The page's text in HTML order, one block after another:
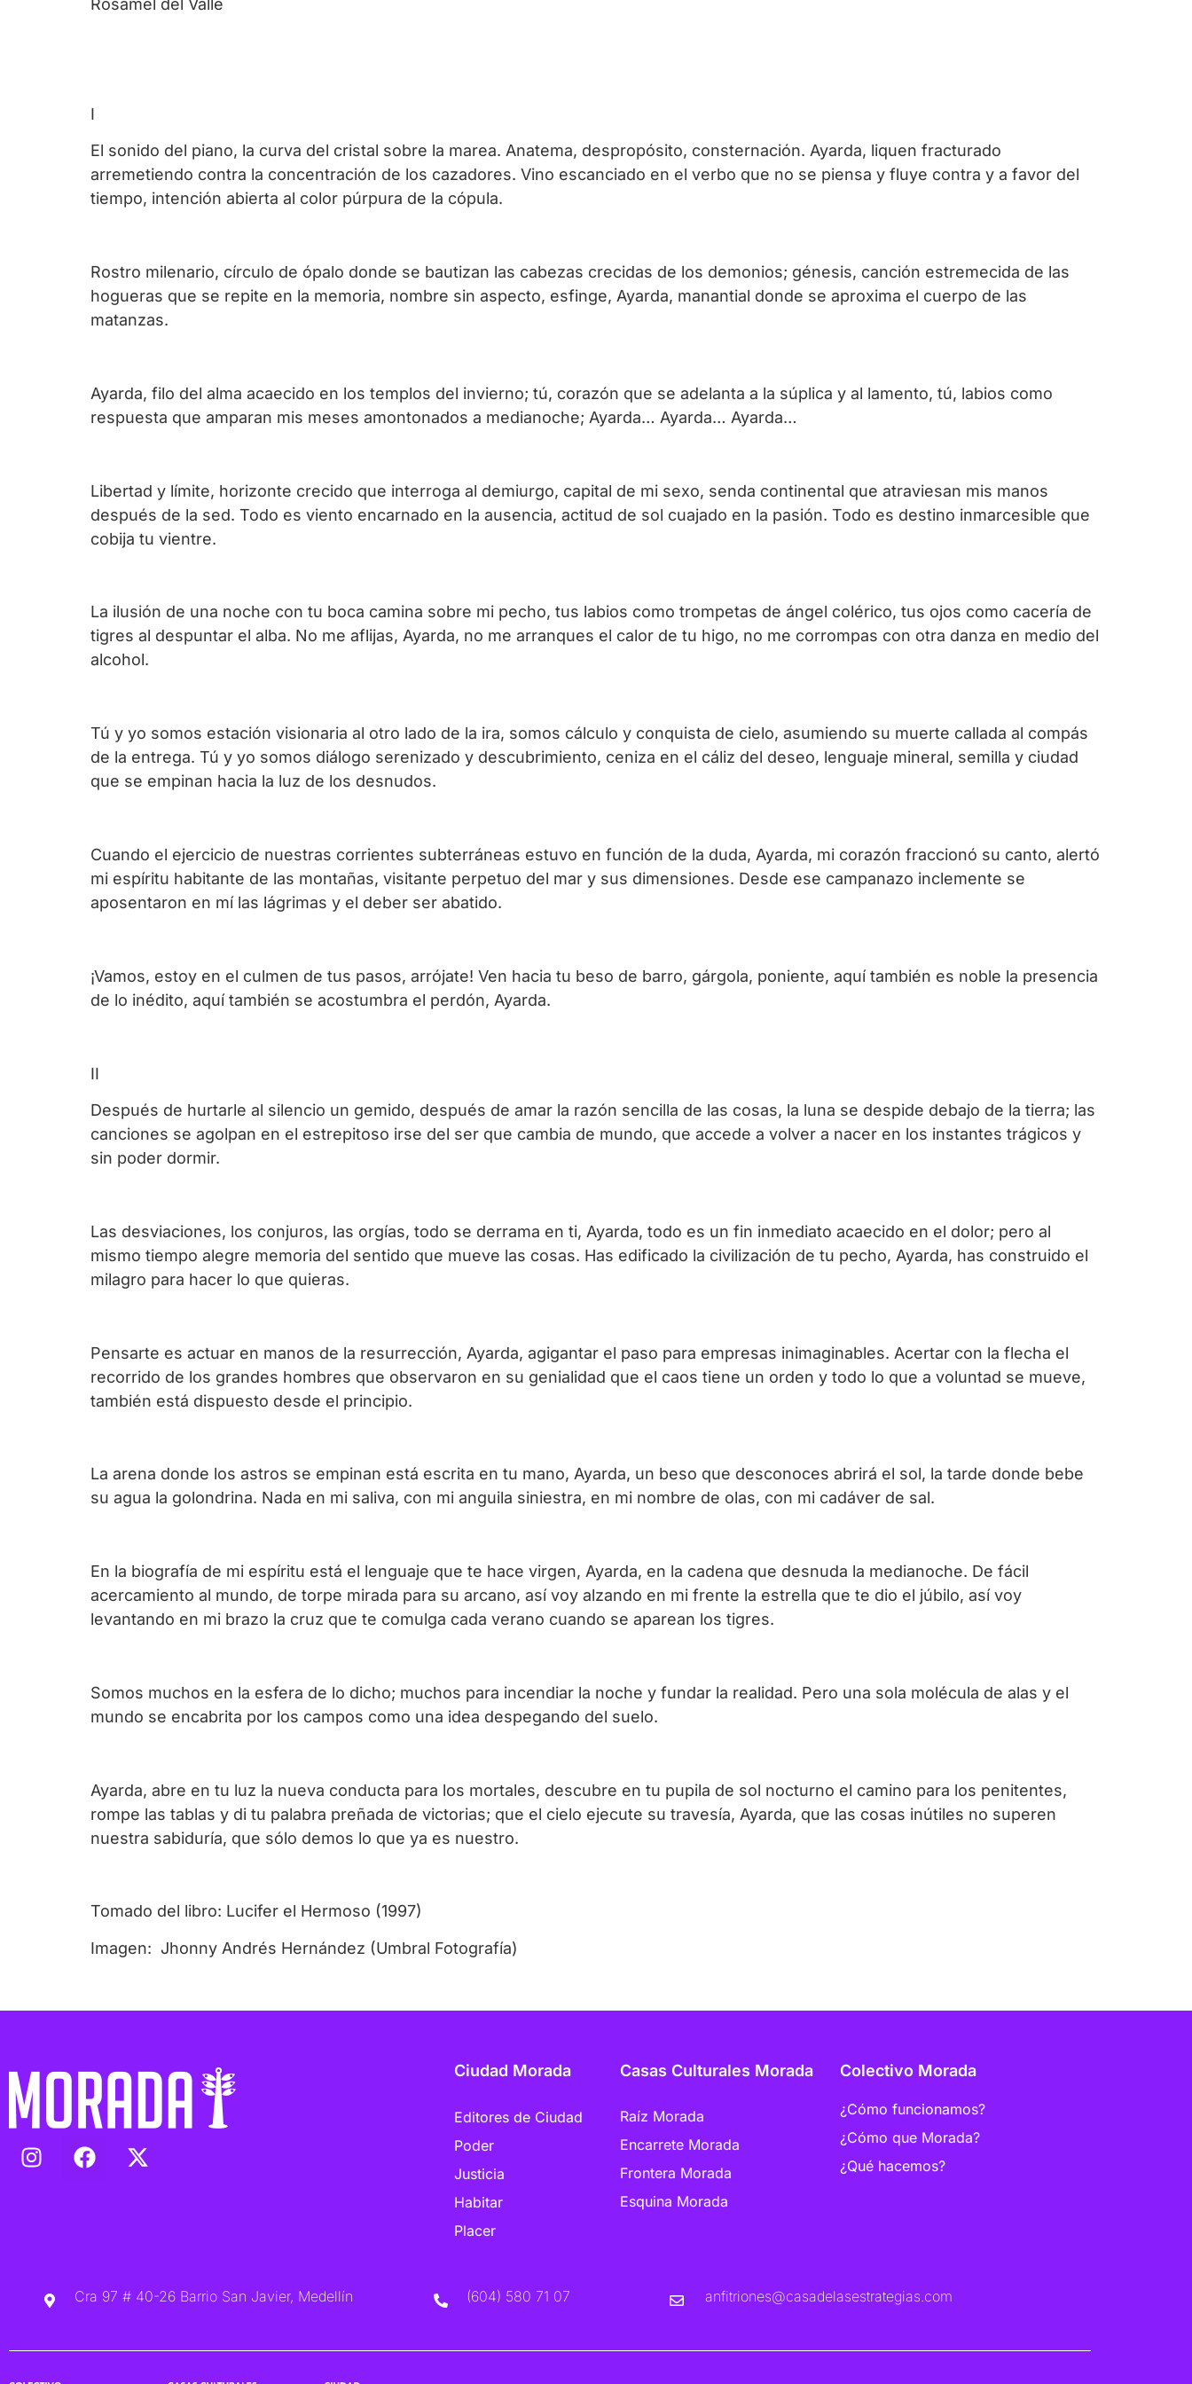
Rosamel del Valle
I
El sonido del piano, la curva del cristal sobre la marea. Anatema, despropósito, consternación. Ayarda, liquen fracturado
arremetiendo contra la concentración de los cazadores. Vino escanciado en el verbo que no se piensa y fluye contra y a favor del
tiempo, intención abierta al color púrpura de la cópula.
Rostro milenario, círculo de ópalo donde se bautizan las cabezas crecidas de los demonios; génesis, canción estremecida de las
hogueras que se repite en la memoria, nombre sin aspecto, esfinge, Ayarda, manantial donde se aproxima el cuerpo de las
matanzas.
Ayarda, filo del alma acaecido en los templos del invierno; tú, corazón que se adelanta a la súplica y al lamento, tú, labios como
respuesta que amparan mis meses amontonados a medianoche; Ayarda… Ayarda… Ayarda…
Libertad y límite, horizonte crecido que interroga al demiurgo, capital de mi sexo, senda continental que atraviesan mis manos
después de la sed. Todo es viento encarnado en la ausencia, actitud de sol cuajado en la pasión. Todo es destino inmarcesible que
cobija tu vientre.
La ilusión de una noche con tu boca camina sobre mi pecho, tus labios como trompetas de ángel colérico, tus ojos como cacería de
tigres al despuntar el alba. No me aflijas, Ayarda, no me arranques el calor de tu higo, no me corrompas con otra danza en medio del
alcohol.
Tú y yo somos estación visionaria al otro lado de la ira, somos cálculo y conquista de cielo, asumiendo su muerte callada al compás
de la entrega. Tú y yo somos diálogo serenizado y descubrimiento, ceniza en el cáliz del deseo, lenguaje mineral, semilla y ciudad
que se empinan hacia la luz de los desnudos.
Cuando el ejercicio de nuestras corrientes subterráneas estuvo en función de la duda, Ayarda, mi corazón fraccionó su canto, alertó
mi espíritu habitante de las montañas, visitante perpetuo del mar y sus dimensiones. Desde ese campanazo inclemente se
aposentaron en mí las lágrimas y el deber ser abatido.
¡Vamos, estoy en el culmen de tus pasos, arrójate! Ven hacia tu beso de barro, gárgola, poniente, aquí también es noble la presencia
de lo inédito, aquí también se acostumbra el perdón, Ayarda.
II
Después de hurtarle al silencio un gemido, después de amar la razón sencilla de las cosas, la luna se despide debajo de la tierra; las
canciones se agolpan en el estrepitoso irse del ser que cambia de mundo, que accede a volver a nacer en los instantes trágicos y
sin poder dormir.
Las desviaciones, los conjuros, las orgías, todo se derrama en ti, Ayarda, todo es un fin inmediato acaecido en el dolor; pero al
mismo tiempo alegre memoria del sentido que mueve las cosas. Has edificado la civilización de tu pecho, Ayarda, has construido el
milagro para hacer lo que quieras.
Pensarte es actuar en manos de la resurrección, Ayarda, agigantar el paso para empresas inimaginables. Acertar con la flecha el
recorrido de los grandes hombres que observaron en su genialidad que el caos tiene un orden y todo lo que a voluntad se mueve,
también está dispuesto desde el principio.
La arena donde los astros se empinan está escrita en tu mano, Ayarda, un beso que desconoces abrirá el sol, la tarde donde bebe
su agua la golondrina. Nada en mi saliva, con mi anguila siniestra, en mi nombre de olas, con mi cadáver de sal.
En la biografía de mi espíritu está el lenguaje que te hace virgen, Ayarda, en la cadena que desnuda la medianoche. De fácil
acercamiento al mundo, de torpe mirada para su arcano, así voy alzando en mi frente la estrella que te dio el júbilo, así voy
levantando en mi brazo la cruz que te comulga cada verano cuando se aparean los tigres.
Somos muchos en la esfera de lo dicho; muchos para incendiar la noche y fundar la realidad. Pero una sola molécula de alas y el
mundo se encabrita por los campos como una idea despegando del suelo.
Ayarda, abre en tu luz la nueva conducta para los mortales, descubre en tu pupila de sol nocturno el camino para los penitentes,
rompe las tablas y di tu palabra preñada de victorias; que el cielo ejecute su travesía, Ayarda, que las cosas inútiles no superen
nuestra sabiduría, que sólo demos lo que ya es nuestro.
Tomado del libro: Lucifer el Hermoso (1997)
Imagen: Jhonny Andrés Hernández (Umbral Fotografía)
Ciudad Morada
Editores de Ciudad
Poder
Justicia
Habitar
Placer
Casas Culturales Morada
Raíz Morada
Encarrete Morada
Frontera Morada
Esquina Morada
Colectivo Morada
¿Cómo funcionamos?
¿Cómo que Morada?
¿Qué hacemos?
Cra 97 # 40-26 Barrio San Javier, Medellín (604) 580 71 07 anfitriones@casadelasestrategias.com